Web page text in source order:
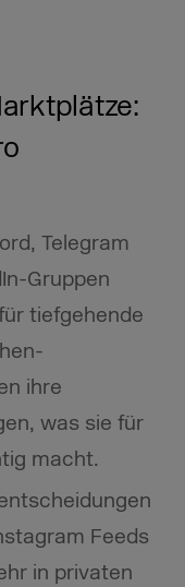
Telegram
Gruppen
tiefgehende
ihre
was sie für
macht.​
Feeds
in privaten